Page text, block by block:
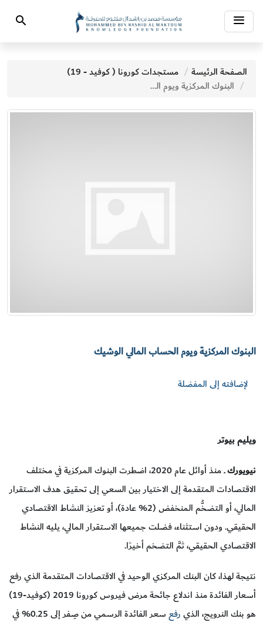
Toggle
navigation
Search
الصفحة الرئيسة
مستجدات كورونا ( كوفيد - 19)
البنوك المركزية ويوم الحساب المالي الوشيك
البنوك المركزية ويوم الحساب المالي الوشيك
لإضافته إلى المفضلة
ويليم بيوتر
نيويورك
ــ منذ أوائل عام 2020، اضطرت البنوك المركزية في مختلف
الاقتصادات المتقدمة إلى الاختيار بين السعي إلى تحقيق هدف الاستقرار
المالي، أو التضخُّم المنخفض (2% عادة)، أو تعزيز النشاط الاقتصادي
الحقيقي. ودون استثناء، فضلت جميعها الاستقرار المالي، يليه النشاط
الاقتصادي الحقيقي، ثمَّ التضخم أخيرًا.
نتيجة لهذا، كان البنك المركزي الوحيد في الاقتصادات المتقدمة الذي رفع
أسعار الفائدة منذ اندلاع جائحة مرض فيروس كورونا 2019 (كوفيد-19)
هو بنك النرويج، الذيرفع
سعر الفائدة الرسمي من صِـفر إلى 0.25% في